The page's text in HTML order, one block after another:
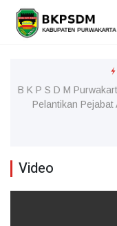
B K P S D M
Video